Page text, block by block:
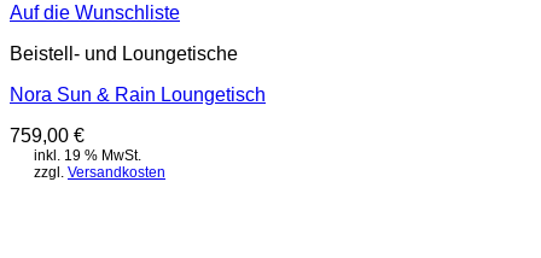
Auf die Wunschliste
Beistell- und Loungetische
Nora Sun & Rain Loungetisch
759,00 €
inkl. 19 % MwSt.
zzgl. Versandkosten